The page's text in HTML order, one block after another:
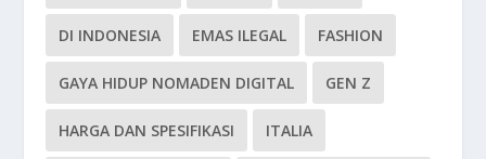
DI INDONESIA EMAS ILEGAL FASHION
GAYA HIDUP NOMADEN DIGITAL GEN Z
HARGA DAN SPESIFIKASI ITALIA